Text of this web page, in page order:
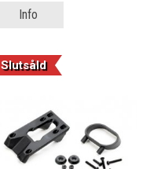
Info
Slutsåld